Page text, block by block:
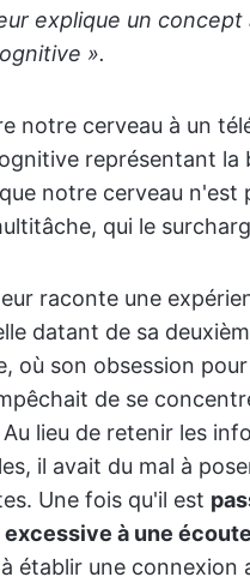
explique un concept
».
notre cerveau à un
représentant la
notre cerveau n'est
qui le
raconte une
datant de sa
où son obsession
de se
lieu de retenir les
il avait du mal à
Une fois qu'il est
excessive à une
établir une connexion